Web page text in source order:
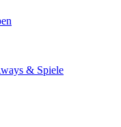
& Spiele